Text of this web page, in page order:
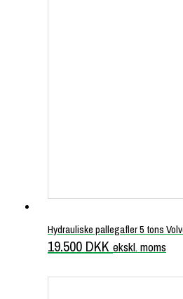
Hydrauliske pallegafler 5 tons
19.500 DKK ekskl. moms